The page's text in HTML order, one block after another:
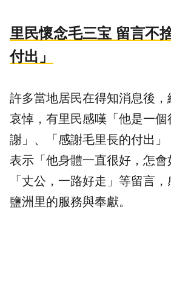
里民懷念毛三宝 留言不
付出」
許多當地居民在得知消息後
哀悼，有里民感嘆「他是一
謝」、「感謝毛里長的付出
表示「他身體一直很好，怎會
「丈公，一路好走」等留言
鹽洲里的服務與奉獻。